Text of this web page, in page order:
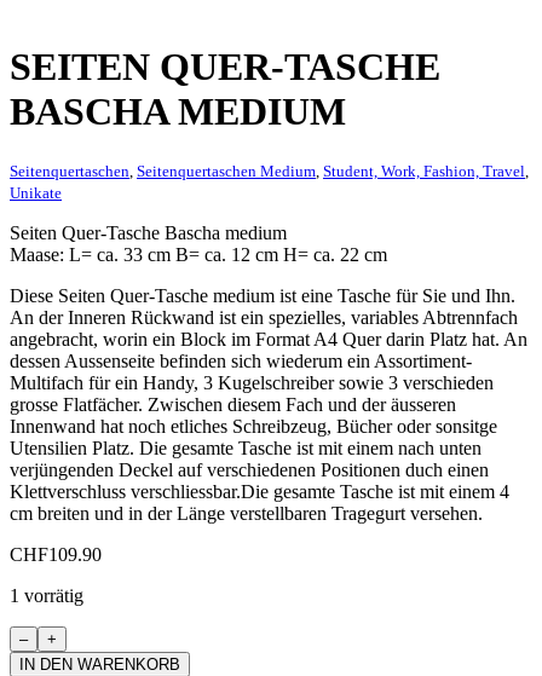
SEITEN QUER-TASCHE
BASCHA MEDIUM
Seitenquertaschen, Seitenquertaschen Medium, Student, Work, Fashion, Travel,
Unikate
Seiten Quer-Tasche Bascha medium
Maase: L= ca. 33 cm B= ca. 12 cm H= ca. 22 cm
Diese Seiten Quer-Tasche medium ist eine Tasche für Sie und Ihn.
An der Inneren Rückwand ist ein spezielles, variables Abtrennfach
angebracht, worin ein Block im Format A4 Quer darin Platz hat. An
dessen Aussenseite befinden sich wiederum ein Assortiment-
Multifach für ein Handy, 3 Kugelschreiber sowie 3 verschieden
grosse Flatfächer. Zwischen diesem Fach und der äusseren
Innenwand hat noch etliches Schreibzeug, Bücher oder sonsitge
Utensilien Platz. Die gesamte Tasche ist mit einem nach unten
verjüngenden Deckel auf verschiedenen Positionen duch einen
Klettverschluss verschliessbar.Die gesamte Tasche ist mit einem 4
cm breiten und in der Länge verstellbaren Tragegurt versehen.
CHF109.90
1 vorrätig
Seiten
Quer-
IN DEN WARENKORB